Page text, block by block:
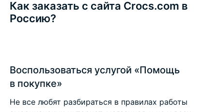
Как заказать с сайта Crocs.com в
Россию?
Воспользоваться услугой «Помощь
в покупке»
Не все любят разбираться в правилах работы